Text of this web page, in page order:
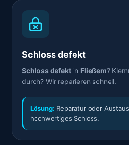
Schloss defekt
Schloss defekt in Fließem?
durch? Wir reparieren schnell.
Lösung: Reparatur oder
hochwertiges Schloss.